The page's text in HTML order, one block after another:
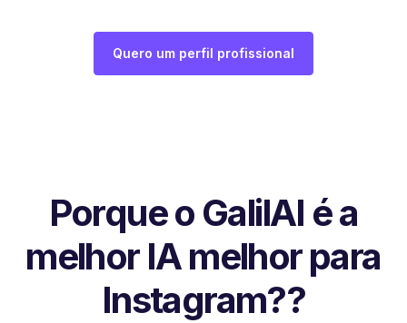
Quero um perfil profissional
Porque o GalilAI é a
melhor IA melhor para
Instagram??